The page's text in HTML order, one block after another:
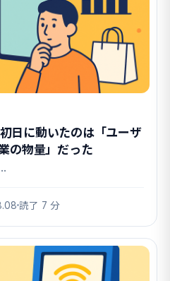
日に動いたのは「ユーザ
の物量」だった
読了 7 分